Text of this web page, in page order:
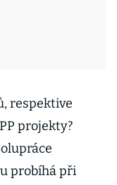
respektive
projekty?
probíhá při